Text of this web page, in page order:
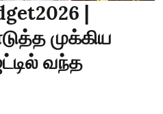
|
முக்கிய
வந்த